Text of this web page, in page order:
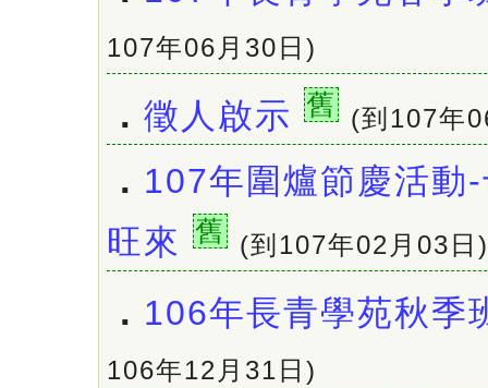
107年06月30日)
． 徵人啟示 舊 (到107年
． 107年圍爐節慶活動
旺來
舊 (到107年02月03日)
． 106年長青學苑秋季
106年12月31日)